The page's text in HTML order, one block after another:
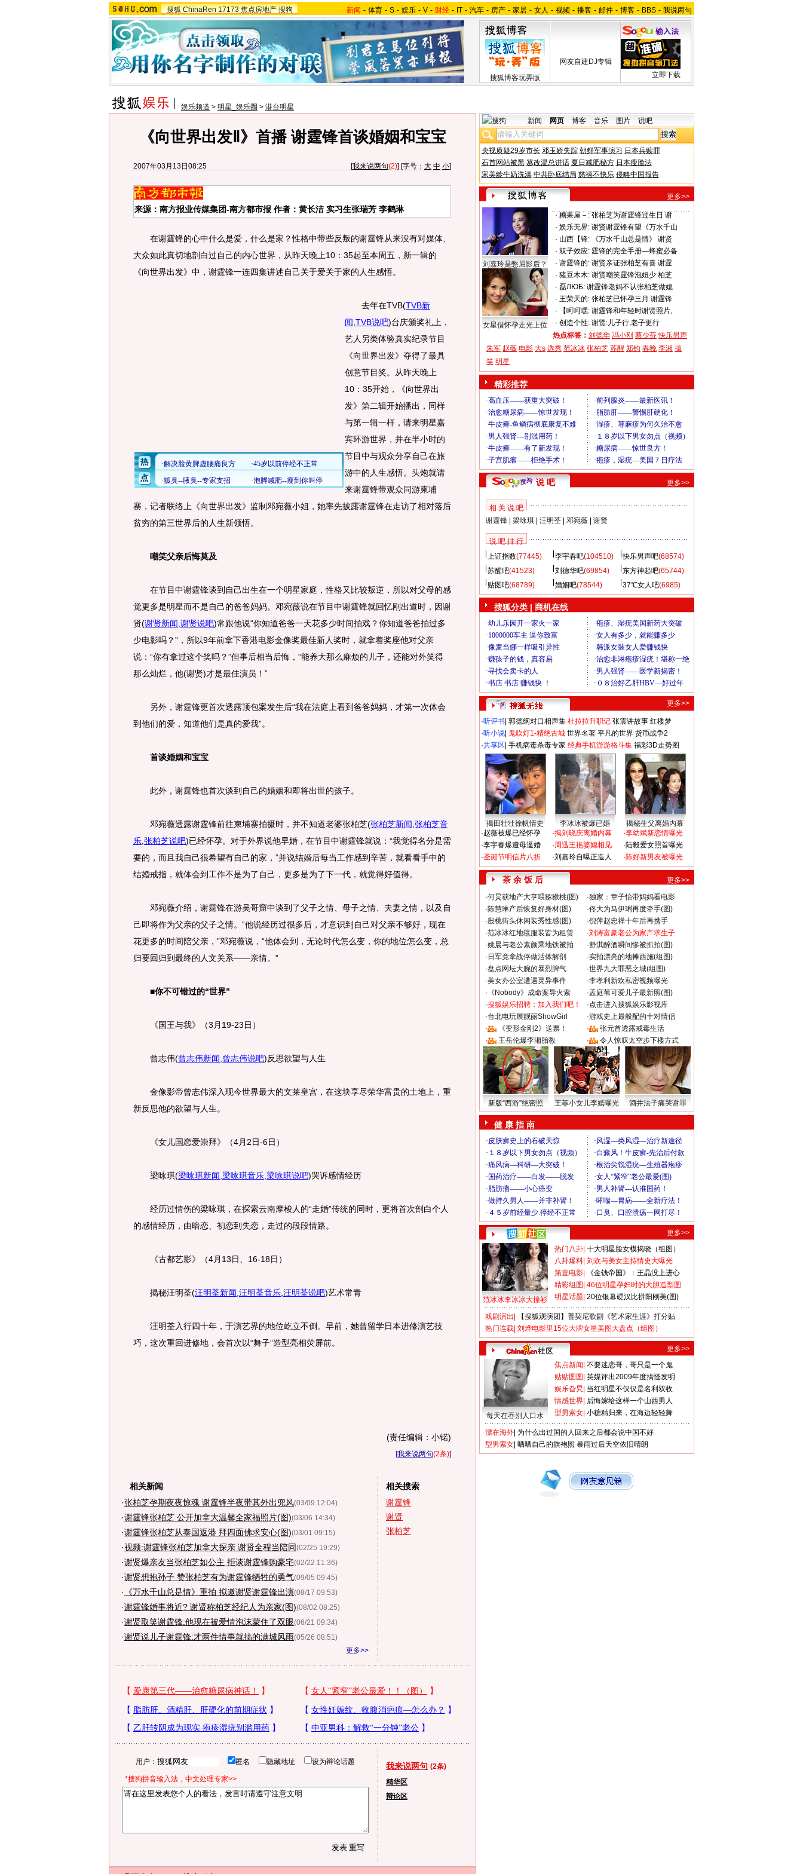
搜狐 ChinaRen 17173 焦点房地产 搜狗 新闻 - 体育 - S - 娱乐 - V - 财经 - IT - 汽车 - 房产 - 家居 - 女人 - 视频 - 播客 - 邮件 - 博客 - BBS - 我说两句
搜狐博客玩弄版
网友自建DJ专辑
立即下载
娱乐频道 > 明星_娱乐圈 > 港台明星
《向世界出发Ⅱ》首播 谢霆锋首谈婚姻和宝宝
2007年03月13日08:25 [我来说两句(2)] [字号： 大 中 小]
来源：南方报业传媒集团-南方都市报 作者：黄长洁 实习生张瑞芳 李鹤琳
在谢霆锋的心中什么是爱，什么是家？性格中带些反叛的谢霆锋从来没有对媒体、
大众如此真切地剖白过自己的内心世界，从昨天晚上10：35起至本周五，新一辑的
《向世界出发》中，谢霆锋一连四集讲述自己关于爱关于家的人生感悟。
去年在TVB(TVB新
闻 TVB说吧)台庆颁奖礼上，
艺人另类体验真实纪录节目
《向世界出发》夺得了最具
创意节目奖。从昨天晚上
10：35开始，《向世界出
发》第二辑开始播出，同样
与第一辑一样，请来明星嘉
宾环游世界，并在半小时的
节目中与观众分享自己在旅
游中的人生感悟。头炮就请
来谢霆锋带观众同游柬埔
寨，记者联络上《向世界出发》监制邓宛薇小姐，她率先披露谢霆锋在走访了相对落后
贫穷的第三世界后的人生新领悟。
嘲笑父亲后悔莫及
在节目中谢霆锋谈到自己出生在一个明星家庭，性格又比较叛逆，所以对父母的感
觉更多是明星而不是自己的爸爸妈妈。邓宛薇说在节目中谢霆锋就回忆刚出道时，因谢
贤(谢贤新闻 谢贤说吧)常跟他说“你知道爸爸一天花多少时间拍戏？你知道爸爸拍过多
少电影吗？”，所以9年前拿下香港电影金像奖最佳新人奖时，就拿着奖座他对父亲
说：“你有拿过这个奖吗？”但事后相当后悔，“能养大那么麻烦的儿子，还能对外笑得
那么灿烂，他(谢贤)才是最佳演员！”
另外，谢霆锋更首次透露顶包案发生后“我在法庭上看到爸爸妈妈，才第一次体会
到他们的爱，知道他们是真的爱我”。
首谈婚姻和宝宝
此外，谢霆锋也首次谈到自己的婚姻和即将出世的孩子。
邓宛薇透露谢霆锋前往柬埔寨拍摄时，并不知道老婆张柏芝(张柏芝新闻 张柏芝音
乐 张柏芝说吧)已经怀孕。对于外界说他早婚，在节目中谢霆锋就说：“我觉得名分是需
要的，而且我自己很希望有自己的家，”并说结婚后每当工作感到辛苦，就看看手中的
结婚戒指，就体会到工作不是为了自己，更多是为了下一代，就觉得好值得。
邓宛薇介绍，谢霆锋在游吴哥窟中谈到了父子之情、母子之情、夫妻之情，以及自
己即将作为父亲的父子之情。“他说经历过很多后，才意识到自己对父亲不够好，现在
花更多的时间陪父亲，”邓宛薇说，“他体会到，无论时代怎么变，你的地位怎么变，总
归要回归到最终的人文关系——亲情。”
■你不可错过的“世界”
《国王与我》（3月19-23日）
曾志伟(曾志伟新闻 曾志伟说吧)反思欲望与人生
金像影帝曾志伟深入现今世界最大的文莱皇宫，在这块享尽荣华富贵的土地上，重
新反思他的欲望与人生。
《女儿国恋爱崇拜》（4月2日-6日）
梁咏琪(梁咏琪新闻 梁咏琪音乐 梁咏琪说吧)哭诉感情经历
经历过情伤的梁咏琪，在探索云南摩梭人的“走婚”传统的同时，更将首次剖白个人
的感情经历，由暗恋、初恋到失恋，走过的段段情路。
《古都艺影》（4月13日、16-18日）
揭秘汪明荃(汪明荃新闻 汪明荃音乐 汪明荃说吧)艺术常青
汪明荃入行四十年，于演艺界的地位屹立不倒。早前，她曾留学日本进修演艺技
巧，这次重回进修地，会首次以“舞子”造型亮相荧屏前。
(责任编辑：小锘)
[我来说两句(2条)]
相关新闻
·张柏芝孕期夜夜惊魂 谢霆锋半夜带其外出兜风(03/09 12:04)
·谢霆锋张柏芝 公开加拿大温馨全家福照片(图)(03/06 14:34)
·谢霆锋张柏芝从泰国返港 拜四面佛求安心(图)(03/01 09:15)
·视频:谢霆锋张柏芝加拿大探亲 谢贤全程当陪同(02/25 19:29)
·谢贤爆亲友当张柏芝如公主 拒谈谢霆锋购豪宅(02/22 11:36)
·谢贤想抱孙子 赞张柏芝有为谢霆锋牺牲的勇气(09/05 09:45)
· 《万水千山总是情》重拍 拟邀谢贤谢霆锋出演(08/17 09:53)
·谢霆锋婚事将近? 谢贤称柏芝经纪人为亲家(图)(08/02 08:25)
·谢贤取笑谢霆锋:他现在被爱情泡沫蒙住了双眼(06/21 09:34)
·谢贤说儿子谢霆锋:才两件情事就搞的满城风雨(05/26 08:51)
更多>>
相关搜索
谢霆锋
谢贤
张柏芝
用户： 匿名 隐藏地址 设为辩论话题
*搜狗拼音输入法，中文处理专家>>
我来说两句 (2条)
精华区
辩论区
新闻 网页 博客 音乐 图片 说吧
央视质疑29岁市长 邓玉娇失踪 朝鲜军事演习 日本兵赎罪
石首网站被黑 篡改温总讲话 夏日减肥秘方 日本瘦脸法
宋美龄牛奶洗澡 中共卧底结局 慈禧不快乐 侵略中国报告
更多>>
刘嘉玲是憋屈影后？
女星借怀孕走光上位
· 糖果屋－: 张柏芝为谢霆锋过生日 谢
· 娱乐无界: 谢贤谢霆锋有望《万水千山
· 山西【锋:
《万水千山总是情》 谢贤
· 双子效应: 霆锋的完全手册—蜂蜜必备
· 谢霆锋的: 谢贤亲证张柏芝有喜 谢霆
· 猪豆木木: 谢贤嘲笑霆锋泡妞少 柏芝
· 磊ЛЮБ: 谢霆锋老妈不认张柏芝做媳
· 王荣天的: 张柏芝已怀孕三月 谢霆锋
·
【呵呵嘿: 谢霆锋和年轻时谢贤照片,
· 创造个性: 谢贤:儿子行,老子更行
热点标签： 刘德华 冯小刚 蔡少芬 快乐男声
朱军 赵薇 电影 大s 选秀 范冰冰 张柏芝 苏醒 郑钧 春晚 李湘 搞
笑 明星
精彩推荐
说 吧 更多>>
相 关 说 吧
谢霆锋| 梁咏琪| 汪明荃| 邓宛薇| 谢贤
说 吧 排 行
上证指数(77445) 李宇春吧(104510) 快乐男声吧(68574)
苏醒吧(41523) 刘德华吧(69854) 东方神起吧(65744)
贴图吧(68789) 婚姻吧(78544) 37℃女人吧(6985)
搜狐分类 | 商机在线
更多>>
·听评书 郭德纲对口相声集 杜拉拉升职记 张震讲故事 红楼梦
·听小说 鬼吹灯1-精绝古城 世界名著 平凡的世界 货币战争2
·共享区 手机病毒杀毒专家 经典手机游游格斗集 福彩3D走势图
揭田壮壮徐帆情史 李冰冰被爆已婚
揭秘生父离婚内幕
·赵薇被爆已经怀孕
·李宇春爆遭母逼婚
·圣诞节明信片八折
·揭刘晓庆离婚内幕
·周迅王艳婆媳相见
·刘嘉玲自曝正造人
·李幼斌新恋情曝光
·陆毅爱女照首曝光
·陈好新男友被曝光
茶 余 饭 后
更多>>
·何炅获地产大亨喂猕猴桃(图) ·独家：章子怡带妈妈看电影
·陈慧琳产后恢复好身材(图) ·佟大为马伊琍再度牵手(图)
·殷桃街头休闲装秀性感(图) ·倪萍赵忠祥十年后再携手
·范冰冰红地毯服装皆为租赁 ·刘涛富豪老公为家产求生子
·姚晨与老公素颜乘地铁被拍 ·舒淇醉酒瞬间惨被抓拍(图)
· 日军竟拿战俘做活体解剖 ·实拍漂亮的地摊西施(组图)
·盘点网坛大腕的暴烈脾气 ·世界九大罪恶之城(组图)
·美女办公室遭遇灵异事件 ·李孝利新欢私密视频曝光
· 《Nobody》成命案导火索 ·孟庭苇可爱儿子最新照(图)
·搜狐娱乐招聘：加入我们吧！ ·点击进入搜狐娱乐影视库
·台北电玩展靓丽ShowGirl ·游戏史上最般配的十对情侣
·
《变形金刚2》送票！ ·
张元首透露戒毒生活
·
王岳伦爆李湘胎教 · 令人惊叹太空步下楼方式
新版“西游”绝密照 王菲小女儿李嫣曝光 酒井法子痛哭谢罪
健 康 指 南
更多>>
范冰冰李冰冰大撞衫
热门八卦 十大明星脸女模揭晓（组图）
八卦爆料 刘欢与美女主持情史大曝光
第壹电影
《金钱帝国》：王晶没上进心
精彩组图 46位明星孕妇时的大胆造型图
明星话题 20位银幕硬汉比拼阳刚美(图)
戏剧演出
【搜狐观演团】普契尼歌剧《艺术家生涯》打分贴
热门连载 刘烨电影里15位大牌女星美图大盘点（组图）
更多>>
每天在吞别人口水
焦点新闻 不要迷恋哥，哥只是一个鬼
贴贴图图 英媒评出2009年度搞怪发明
娱乐旮旯 当红明星不仅仅是名利双收
情感世界 后悔嫁给这样一个山西男人
型男索女 小糖精归来，在海边轻轻舞
漂在海外 为什么出过国的人回来之后都会说中国不好
型男索女 晒晒自己的旗袍照 暴雨过后天空依旧晴朗